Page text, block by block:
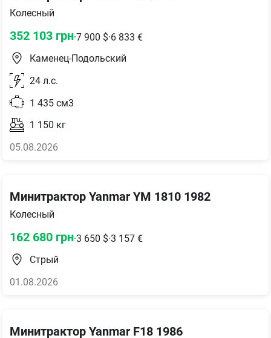
Колесный
352 103 грн·7 900 $·6 833 €
Каменец-Подольский
24 л.с.
1 435 см3
1 150 кг
05.08.2026
Минитрактор Yanmar YM 1810 1982
Колесный
162 680 грн·3 650 $·3 157 €
Стрый
01.08.2026
Минитрактор Yanmar F18 1986